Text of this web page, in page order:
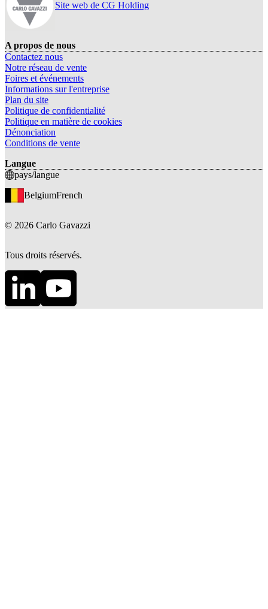
Site web de CG Holding
A propos de nous
Contactez nous
Notre réseau de vente
Foires et événements
Informations sur l'entreprise
Plan du site
Politique de confidentialité
Politique en matière de cookies
Dénonciation
Conditions de vente
Langue
pays/langue
BelgiumFrench
© 2026 Carlo Gavazzi
Tous droits réservés.